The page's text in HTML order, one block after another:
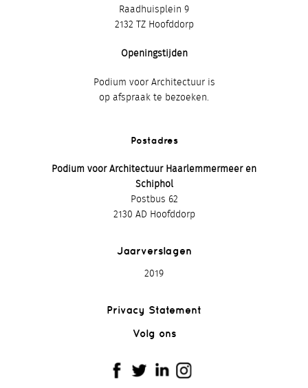
Raadhuisplein 9
2132 TZ Hoofddorp
Openingstijden
Podium voor Architectuur is
op afspraak te bezoeken.
Postadres
Podium voor Architectuur Haarlemmermeer en
Schiphol
Postbus 62
2130 AD Hoofddorp
Jaarverslagen
2019
Privacy Statement
Volg ons